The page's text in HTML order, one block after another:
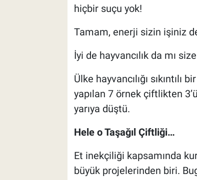
hiçbir suçu yok!
Tamam, enerji sizin işiniz
İyi de hayvancılık da mı
Ülke hayvancılığı
yapılan 7 örnek çiftlikten
yarıya düştü.
Hele o Taşağıl Çiftliği…
Et inekçiliği kapsamında
büyük projelerinden biri.